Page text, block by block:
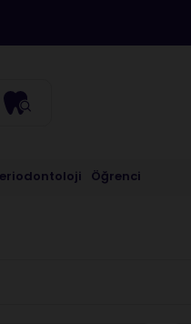
Öğrenci